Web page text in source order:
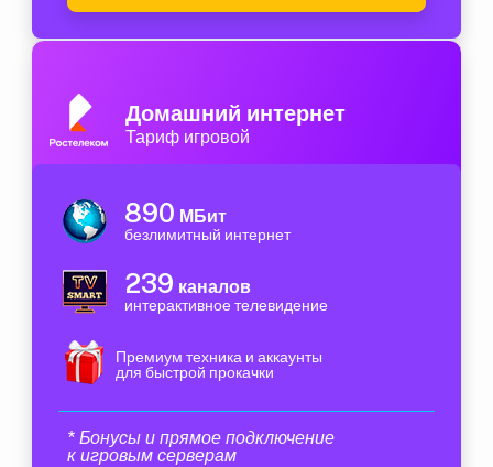
Домашний интернет
Тариф игровой
890 МБит
безлимитный интернет
239 каналов
интерактивное телевидение
Премиум техника и аккаунты
для быстрой прокачки
* Бонусы и прямое подключение
к игровым серверам